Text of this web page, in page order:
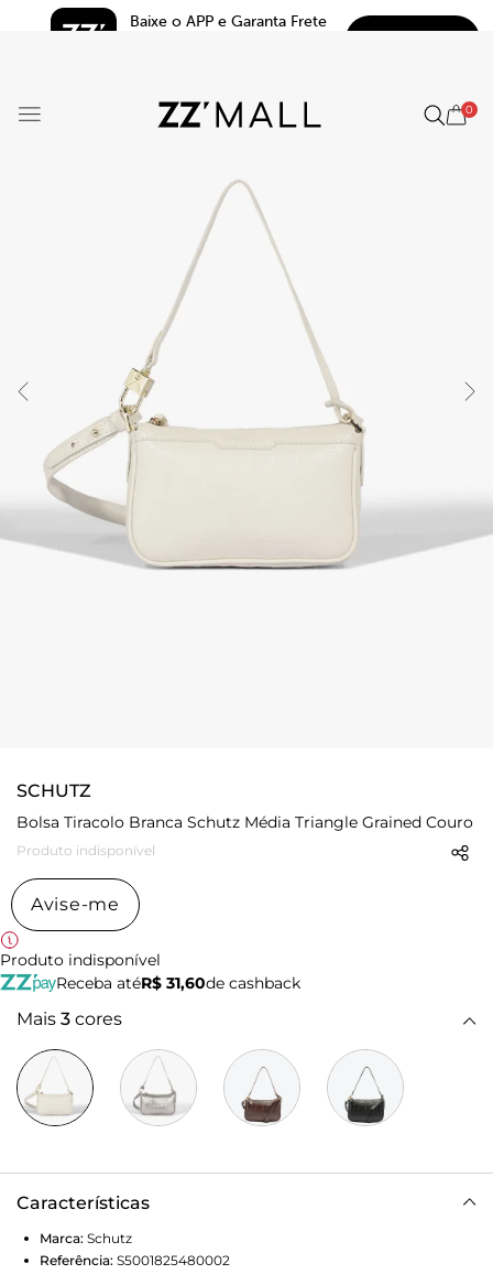
Baixe o APP e Garanta Frete
0
SCHUTZ
Bolsa Tiracolo Branca Schutz Média Triangle Grained Couro
Produto indisponível
Avise-me
Produto indisponível
Receba atéR$ 31,60de cashback
Mais 3 cores
Características
Marca: Schutz
Referência: S5001825480002